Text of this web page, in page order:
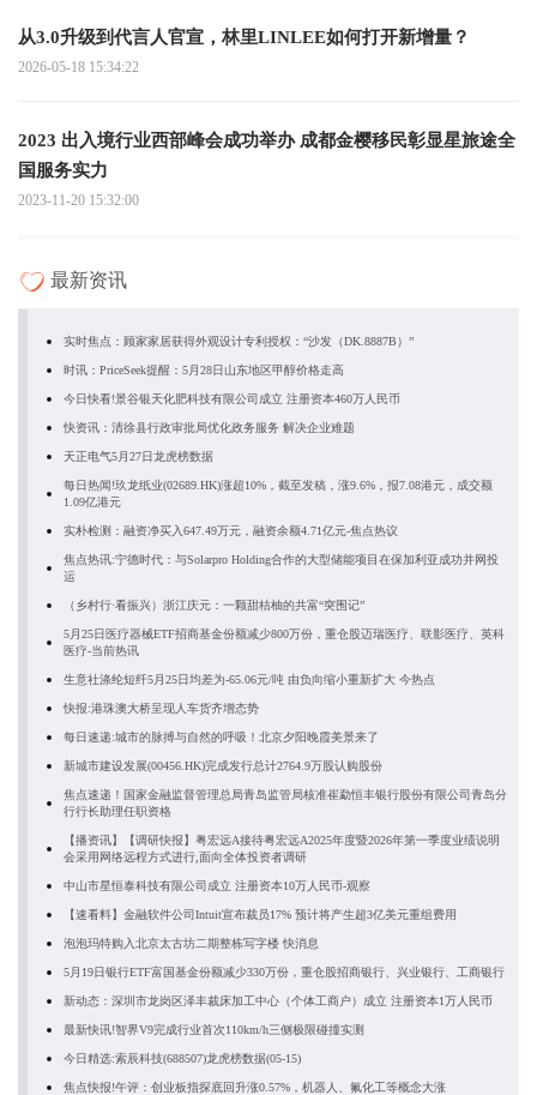
从3.0升级到代言人官宣，林里LINLEE如何打开新增量？
2026-05-18 15:34:22
2023 出入境行业西部峰会成功举办 成都金樱移民彰显星旅途全
国服务实力
2023-11-20 15:32:00
最新资讯
实时焦点：顾家家居获得外观设计专利授权：“沙发（DK.8887B）”
时讯：PriceSeek提醒：5月28日山东地区甲醇价格走高
今日快看!景谷银天化肥科技有限公司成立 注册资本460万人民币
快资讯：清徐县行政审批局优化政务服务 解决企业难题
天正电气5月27日龙虎榜数据
每日热闻!玖龙纸业(02689.HK)涨超10%，截至发稿，涨9.6%，报7.08港元，成交额
1.09亿港元
实朴检测：融资净买入647.49万元，融资余额4.71亿元-焦点热议
焦点热讯:宁德时代：与Solarpro Holding合作的大型储能项目在保加利亚成功并网投
运
（乡村行·看振兴）浙江庆元：一颗甜桔柚的共富“突围记”
5月25日医疗器械ETF招商基金份额减少800万份，重仓股迈瑞医疗、联影医疗、英科
医疗-当前热讯
生意社涤纶短纤5月25日均差为-65.06元/吨 由负向缩小重新扩大 今热点
快报:港珠澳大桥呈现人车货齐增态势
每日速递:城市的脉搏与自然的呼吸！北京夕阳晚霞美景来了
新城市建设发展(00456.HK)完成发行总计2764.9万股认购股份
焦点速递！国家金融监督管理总局青岛监管局核准崔勐恒丰银行股份有限公司青岛分
行行长助理任职资格
【播资讯】【调研快报】粤宏远A接待粤宏远A2025年度暨2026年第一季度业绩说明
会采用网络远程方式进行,面向全体投资者调研
中山市星恒泰科技有限公司成立 注册资本10万人民币-观察
【速看料】金融软件公司Intuit宣布裁员17% 预计将产生超3亿美元重组费用
泡泡玛特购入北京太古坊二期整栋写字楼 快消息
5月19日银行ETF富国基金份额减少330万份，重仓股招商银行、兴业银行、工商银行
新动态：深圳市龙岗区泽丰裁床加工中心（个体工商户）成立 注册资本1万人民币
最新快讯!智界V9完成行业首次110km/h三侧极限碰撞实测
今日精选:索辰科技(688507)龙虎榜数据(05-15)
焦点快报!午评：创业板指探底回升涨0.57%，机器人、氟化工等概念大涨